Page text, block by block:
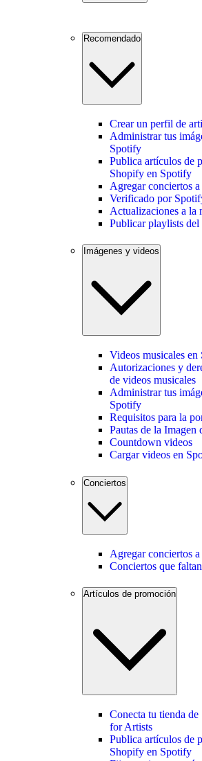
Recomendado
Crear un perfil de
Administrar tus
Spotify
Publica artículos de
Shopify en Spotify
Agregar conciertos
Verificado por
Actualizaciones a la
Publicar playlists
Imágenes y videos
Videos musicales
Autorizaciones y
de videos musicales
Administrar tus
Spotify
Requisitos para la
Pautas de la Imagen
Countdown videos
Cargar videos en
Conciertos
Agregar conciertos
Conciertos que
Artículos de promoción
Conecta tu tienda
for Artists
Publica artículos de
Shopify en Spotify